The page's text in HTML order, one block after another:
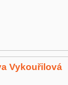
Vykouřilová